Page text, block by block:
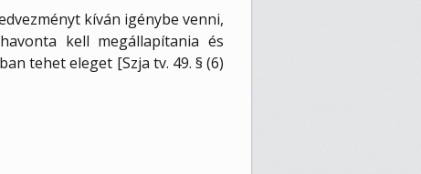
kíván igénybe venni,
kell megállapítania és
tehet eleget [Szja tv. 49. § (6)